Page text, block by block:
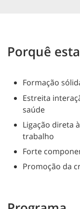
Porquê
Formação
Estreita
saúde
Ligação direta
trabalho
Forte
Promoção da